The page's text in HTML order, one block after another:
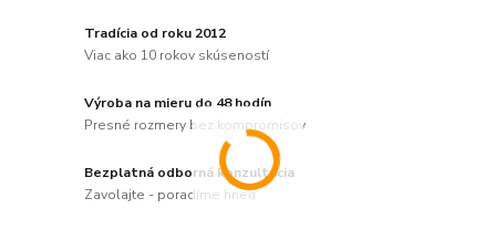
Tradícia od roku 2012
Viac ako 10 rokov skúseností
Výroba na mieru do 48 hodín
Presné rozmery bez kompromisov
Bezplatná odborná konzultácia
Zavolajte - poradíme hneď